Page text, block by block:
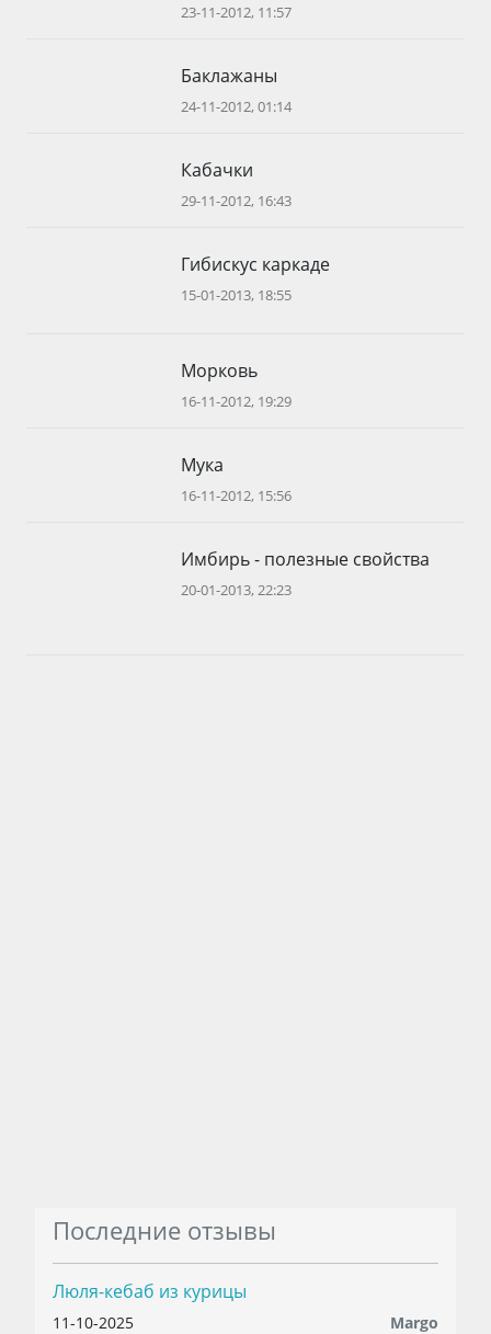
23-11-2012, 11:57
Баклажаны
24-11-2012, 01:14
Кабачки
29-11-2012, 16:43
Гибискус каркаде
15-01-2013, 18:55
Морковь
16-11-2012, 19:29
Мука
16-11-2012, 15:56
Имбирь - полезные свойства
20-01-2013, 22:23
Последние отзывы
Люля-кебаб из курицы
11-10-2025
Margo